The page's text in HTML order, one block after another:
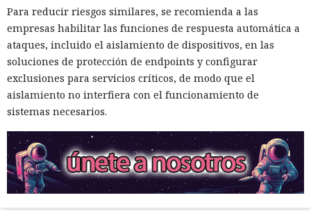
Para reducir riesgos similares, se recomienda a las
empresas habilitar las funciones de respuesta automática a
ataques, incluido el aislamiento de dispositivos, en las
soluciones de protección de endpoints y configurar
exclusiones para servicios críticos, de modo que el
aislamiento no interfiera con el funcionamiento de
sistemas necesarios.